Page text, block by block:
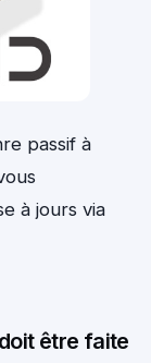
passif à
à jours via
être faite